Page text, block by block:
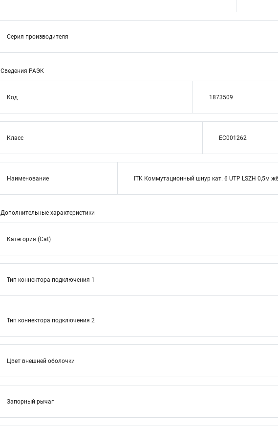
Серия производителя
Сведения РАЭК
Код 1873509
Класс EC001262
Наименование ITK Коммутационный шнур кат. 6 UTP LSZH 0,5м
Дополнительные характеристики
Категория (Cat)
Тип коннектора подключения 1
Тип коннектора подключения 2
Цвет внешней оболочки
Запорный рычаг